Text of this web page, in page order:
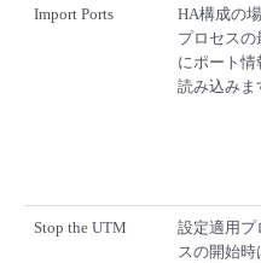
Import Ports
HA構成の場
プロセスの
にポート情
読み込みま
Stop the UTM
設定適用プ
スの開始時